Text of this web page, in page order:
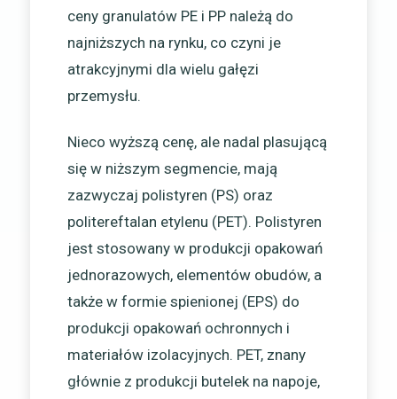
ceny granulatów PE i PP należą do
najniższych na rynku, co czyni je
atrakcyjnymi dla wielu gałęzi
przemysłu.
Nieco wyższą cenę, ale nadal plasującą
się w niższym segmencie, mają
zazwyczaj polistyren (PS) oraz
politereftalan etylenu (PET). Polistyren
jest stosowany w produkcji opakowań
jednorazowych, elementów obudów, a
także w formie spienionej (EPS) do
produkcji opakowań ochronnych i
materiałów izolacyjnych. PET, znany
głównie z produkcji butelek na napoje,